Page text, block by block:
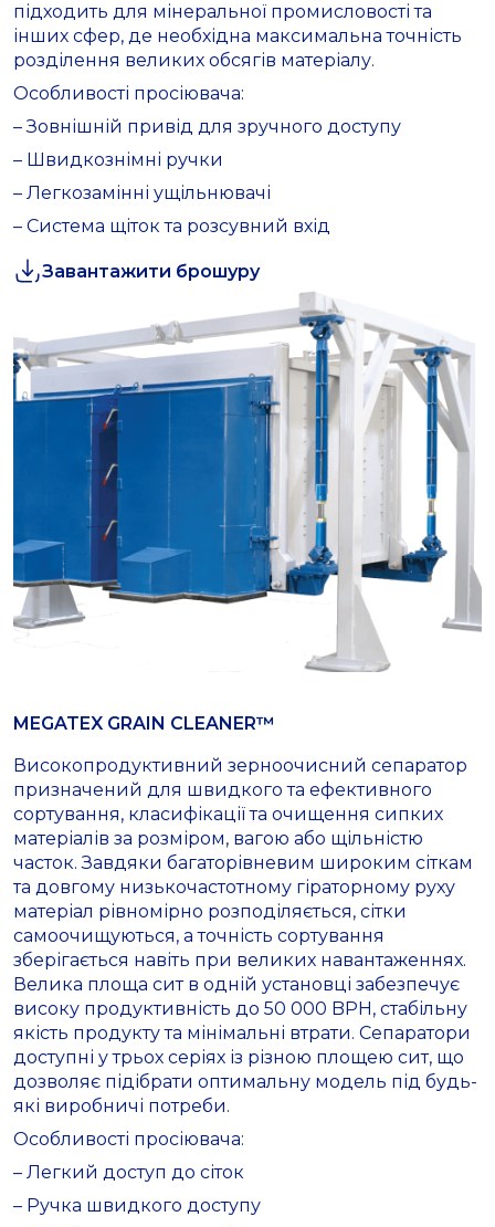
підходить для мінеральної промисловості та
інших сфер, де необхідна максимальна точність
розділення великих обсягів матеріалу.
Особливості просіювача:
– Зовнішній привід для зручного доступу
– Швидкознімні ручки
– Легкозамінні ущільнювачі
– Система щіток та розсувний вхід
Завантажити брошуру
MEGATEX GRAIN CLEANER™
Високопродуктивний зерноочисний сепаратор
призначений для швидкого та ефективного
сортування, класифікації та очищення сипких
матеріалів за розміром, вагою або щільністю
часток. Завдяки багаторівневим широким сіткам
та довгому низькочастотному гіраторному руху
матеріал рівномірно розподіляється, сітки
самоочищуються, а точність сортування
зберігається навіть при великих навантаженнях.
Велика площа сит в одній установці забезпечує
високу продуктивність до 50 000 BPH, стабільну
якість продукту та мінімальні втрати. Сепаратори
доступні у трьох серіях із різною площею сит, що
дозволяє підібрати оптимальну модель під будь-
які виробничі потреби.
Особливості просіювача:
– Легкий доступ до сіток
– Ручка швидкого доступу